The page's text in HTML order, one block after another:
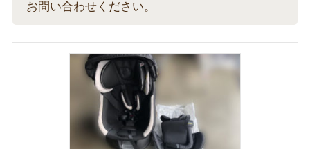
お問い合わせください。